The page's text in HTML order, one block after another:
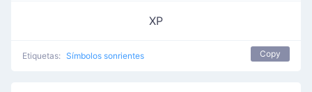
XP
Etiquetas: Símbolos sonrientes Copy